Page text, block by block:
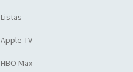
Listas
Apple TV
HBO Max